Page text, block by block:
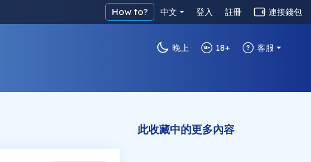
How to? 中文 登入 註冊 連接錢包
晚上 18+ 客服
此收藏中的更多內容